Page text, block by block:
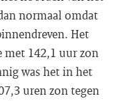
normaal omdat
Het
met 142,1 uur zon
was het in het
uren zon tegen